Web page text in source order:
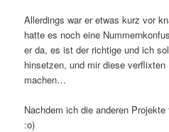
Allerdings war er etwas kurz vor
hatte es noch eine
er da, es ist der richtige und ich
hinsetzen, und mir diese
machen…
Nachdem ich die anderen
:o)